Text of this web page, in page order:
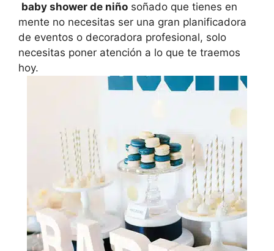
baby shower de niño soñado que tienes en
mente no necesitas ser una gran planificadora
de eventos o decoradora profesional, solo
necesitas poner atención a lo que te traemos
hoy.